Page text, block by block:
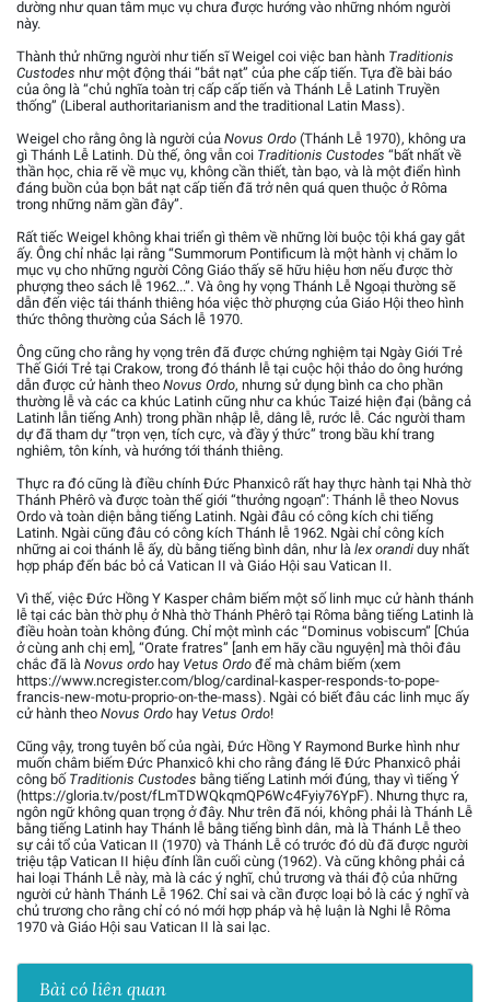
dường như quan tâm mục vụ chưa được hướng vào những nhóm người
này.
Thành thử những người như tiến sĩ Weigel coi việc ban hành Traditionis
Custodes như một động thái “bắt nạt” của phe cấp tiến. Tựa đề bài báo
của ông là “chủ nghĩa toàn trị cấp cấp tiến và Thánh Lễ Latinh Truyền
thống” (Liberal authoritarianism and the traditional Latin Mass).
Weigel cho rằng ông là người của Novus Ordo (Thánh Lễ 1970), không ưa
gì Thánh Lễ Latinh. Dù thế, ông vẫn coi Traditionis Custodes “bất nhất về
thần học, chia rẽ về mục vụ, không cần thiết, tàn bạo, và là một điển hình
đáng buồn của bọn bắt nạt cấp tiến đã trở nên quá quen thuộc ở Rôma
trong những năm gần đây”.
Rất tiếc Weigel không khai triển gì thêm về những lời buộc tội khá gay gắt
ấy. Ông chỉ nhắc lại rằng “Summorum Pontificum là một hành vị chăm lo
mục vụ cho những người Công Giáo thấy sẽ hữu hiệu hơn nếu được thờ
phượng theo sách lễ 1962...”. Và ông hy vọng Thánh Lễ Ngoại thường sẽ
dẫn đến việc tái thánh thiêng hóa việc thờ phượng của Giáo Hội theo hình
thức thông thường của Sách lễ 1970.
Ông cũng cho rằng hy vọng trên đã được chứng nghiệm tại Ngày Giới Trẻ
Thế Giới Trẻ tại Crakow, trong đó thánh lễ tại cuộc hội thảo do ông hướng
dẫn được cử hành theo Novus Ordo, nhưng sử dụng bình ca cho phần
thường lễ và các ca khúc Latinh cũng như ca khúc Taizé hiện đại (bằng cả
Latinh lẫn tiếng Anh) trong phần nhập lễ, dâng lễ, rước lễ. Các người tham
dự đã tham dự “trọn vẹn, tích cực, và đầy ý thức” trong bầu khí trang
nghiêm, tôn kính, và hướng tới thánh thiêng.
Thực ra đó cũng là điều chính Đức Phanxicô rất hay thực hành tại Nhà thờ
Thánh Phêrô và được toàn thế giới “thưởng ngoạn”: Thánh lễ theo Novus
Ordo và toàn diện bằng tiếng Latinh. Ngài đâu có công kích chi tiếng
Latinh. Ngài cũng đâu có công kích Thánh lễ 1962. Ngài chỉ công kích
những ai coi thánh lễ ấy, dù bằng tiếng bình dân, như là lex orandi duy nhất
hợp pháp đến bác bỏ cả Vatican II và Giáo Hội sau Vatican II.
Vì thế, việc Đức Hồng Y Kasper châm biếm một số linh mục cử hành thánh
lễ tại các bàn thờ phụ ở Nhà thờ Thánh Phêrô tại Rôma bằng tiếng Latinh là
điều hoàn toàn không đúng. Chỉ một mình các “Dominus vobiscum” [Chúa
ở cùng anh chị em], “Orate fratres” [anh em hãy cầu nguyện] mà thôi đâu
chắc đã là Novus ordo hay Vetus Ordo để mà châm biếm (xem
https://www.ncregister.com/blog/cardinal-kasper-responds-to-pope-
francis-new-motu-proprio-on-the-mass). Ngài có biết đâu các linh mục ấy
cử hành theo Novus Ordo hay Vetus Ordo!
Cũng vậy, trong tuyên bố của ngài, Đức Hồng Y Raymond Burke hình như
muốn châm biếm Đức Phanxicô khi cho rằng đáng lẽ Đức Phanxicô phải
công bố Traditionis Custodes bằng tiếng Latinh mới đúng, thay vì tiếng Ý
(https://gloria.tv/post/fLmTDWQkqmQP6Wc4Fyiy76YpF). Nhưng thực ra,
ngôn ngữ không quan trọng ở đây. Như trên đã nói, không phải là Thánh Lễ
bằng tiếng Latinh hay Thánh lễ bằng tiếng bình dân, mà là Thánh Lễ theo
sự cải tổ của Vatican II (1970) và Thánh Lễ có trước đó dù đã được người
triệu tập Vatican II hiệu đính lần cuối cùng (1962). Và cũng không phải cả
hai loại Thánh Lễ này, mà là các ý nghĩ, chủ trương và thái độ của những
người cử hành Thánh Lễ 1962. Chỉ sai và cần được loại bỏ là các ý nghĩ và
chủ trương cho rằng chỉ có nó mới hợp pháp và hệ luận là Nghi lễ Rôma
1970 và Giáo Hội sau Vatican II là sai lạc.
Bài có liên quan